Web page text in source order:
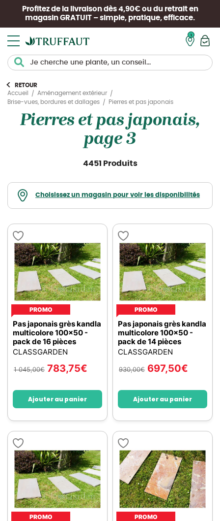
Profitez de la livraison dès 4,90€ ou du retrait en
magasin GRATUIT – simple, pratique, efficace.
RETOUR
Accueil
Aménagement extérieur
Brise-vues, bordures et dallages
Pierres et pas japonais
Pierres et pas japonais,
page 3
4451 Produits
Choisissez un magasin pour voir les disponibilités
PROMO
Pas japonais grès kandla
multicolore 100x50 -
pack de 16 pièces
CLASSGARDEN
1 045,00€ 783,75€
Ajouter au panier
PROMO
Pas japonais grès kandla
multicolore 100x50 -
pack de 14 pièces
CLASSGARDEN
930,00€ 697,50€
Ajouter au panier
PROMO PROMO